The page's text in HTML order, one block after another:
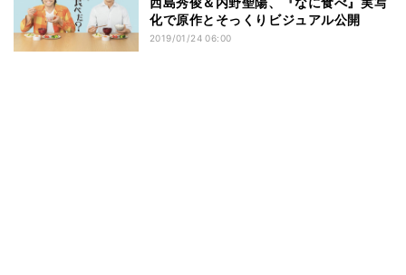
化で原作とそっくりビジュアル公開
2019/01/24 06:00